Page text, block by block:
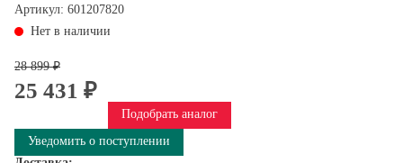
Артикул: 601207820
Нет в наличии
28 899 ₽
25 431 ₽
Подобрать аналог
Уведомить о поступлении